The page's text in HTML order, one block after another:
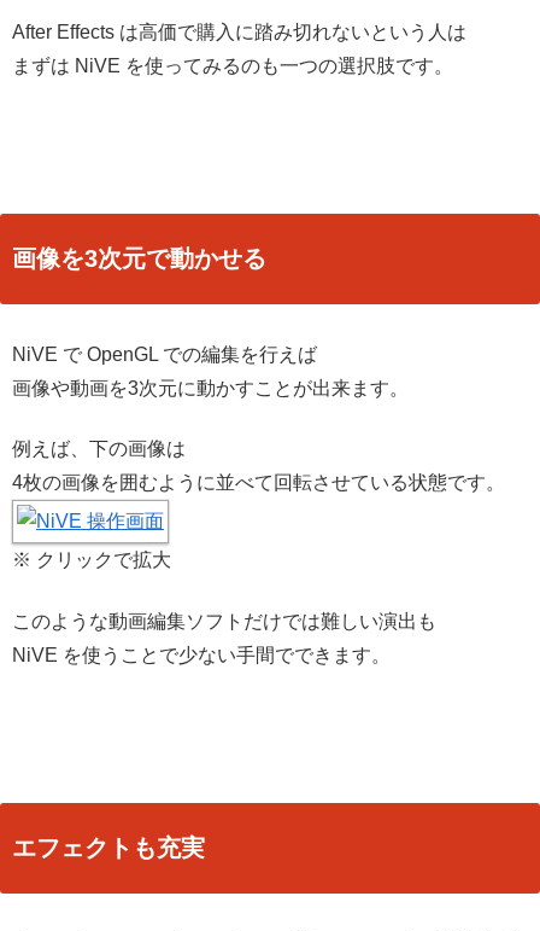
After Effects は高価で購入に踏み切れないという人は
まずは NiVE を使ってみるのも一つの選択肢です。
画像を3次元で動かせる
NiVE で OpenGL での編集を行えば
画像や動画を3次元に動かすことが出来ます。
例えば、下の画像は
4枚の画像を囲むように並べて回転させている状態です。
※ クリックで拡大
このような動画編集ソフトだけでは難しい演出も
NiVE を使うことで少ない手間でできます。
エフェクトも充実